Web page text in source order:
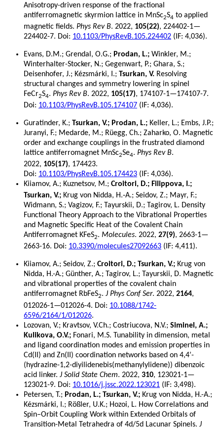
Anisotropy-driven response of the fractional
antiferromagnetic skyrmion lattice in MnSc2S4 to applied
magnetic fields. Phys Rev B. 2022, 105(22), 224402-1—
224402-7. Doi: 10.1103/PhysRevB.105.224402 (IF: 4,036).
Evans, D.M.; Grendal, O.G.; Prodan, L.; Winkler, M.;
Winterhalter-Stocker, N.; Gegenwart, P.; Ghara, S.;
Deisenhofer, J.; Kézsmárki, I.; Tsurkan, V. Resolving
structural changes and symmetry lowering in spinel
FeCr2S4. Phys Rev B. 2022, 105(17), 174107-1—174107-7.
Doi: 10.1103/PhysRevB.105.174107 (IF: 4,036).
Guratinder, K.; Tsurkan, V.; Prodan, L.; Keller, L.; Embs, J.P.;
Juranyi, F.; Medarde, M.; Rüegg, Ch.; Zaharko, O. Magnetic
order and exchange couplings in the frustrated diamond
lattice antiferromagnet MnSc2Se4. Phys Rev B.
2022, 105(17), 174423.
Doi: 10.1103/PhysRevB.105.174423 (IF: 4,036).
Kiiamov, A.; Kuznetsov, M.; Croitori, D.; Filippova, I.;
Tsurkan, V.; Krug von Nidda, H.‐A.; Seidov, Z.; Mayr, F.;
Widmann, S.; Vagizov, F.; Tayurskii, D.; Tagirov, L. Density
Functional Theory Approach to the Vibrational Properties
and Magnetic Specific Heat of the Covalent Chain
Antiferromagnet KFeS2. Molecules. 2022, 27(9), 2663-1—
2663-16. Doi: 10.3390/molecules27092663 (IF: 4,411).
Kiiamov, A.; Seidov, Z.; Croitori, D.; Tsurkan, V.; Krug von
Nidda, H.-A.; Günther, A.; Tagirov, L.; Tayurskii, D. Magnetic
and vibrational properties of the covalent chain
antiferromagnet RbFeS2. J Phys Conf Ser. 2022, 2164,
012026-1—012026-4. Doi: 10.1088/1742-
6596/2164/1/012026.
Lozovan, V.; Kravtsov, V.Ch.; Costriucova, N.V.; Siminel, A.;
Kulikova, O.V.; Fonari, M.S. Tunability in dimension, metal
and ligand coordination modes and emission properties in
Cd(II) and Zn(II) coordination networks based on 4,4’-
(hydrazine-1,2-diyilidenebis(methanylylidene)) dibenzoic
acid linker. J Solid State Chem. 2022, 310, 123021-1—
123021-9. Doi: 10.1016/j.jssc.2022.123021 (IF: 3,498).
Petersen, T.; Prodan, L.; Tsurkan, V.; Krug von Nidda, H.-A.;
Kézsmárki, I.; Rößler, U.K.; Hozoi, L. How Correlations and
Spin–Orbit Coupling Work within Extended Orbitals of
Transition-Metal Tetrahedra of 4d/5d Lacunar Spinels. J